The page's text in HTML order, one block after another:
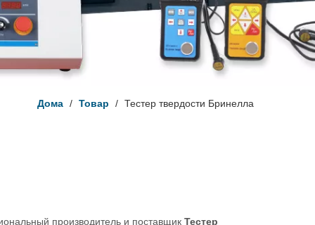
Дома / Товар / Тестер твердости Бринелла
производитель и поставщик Тестер